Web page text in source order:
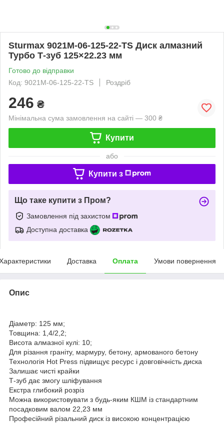
Sturmax 9021M-06-125-22-TS Диск алмазний
Турбо Т-зуб 125×22.23 мм
Готово до відправки
Код: 9021M-06-125-22-TS
Роздріб
246 ₴
Мінімальна сума замовлення на сайті — 300 ₴
Купити
або
Купити з
Що таке купити з Пром?
Замовлення під захистом
Доступна доставка
Доставка Оплата Умови повернення
Опис
Діаметр: 125 мм;
Товщина: 1,4/2,2;
Висота алмазної кулі: 10;
Для різання граніту, мармуру, бетону, армованого бетону
Технологія Hot Press підвищує ресурс і довговічність диска
Залишає чисті крайки
Т-зуб дає змогу шліфування
Екстра глибокий розріз
Можна використовувати з будь-яким КШМ із стандартним
посадковим валом 22,23 мм
Професійний різальний диск із високою концентрацією